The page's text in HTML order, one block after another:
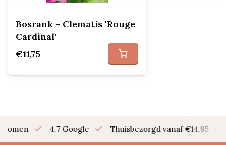
Bosrank - Clematis 'Rouge
Cardinal'
€11,75
bomen 4.7 Google Thuisbezorgd vanaf €14,95